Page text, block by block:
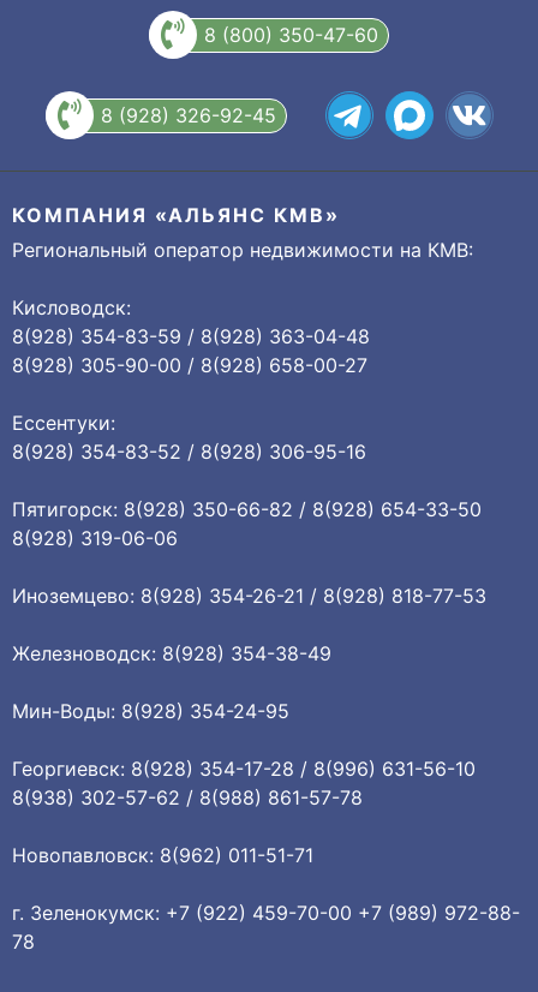
8 (800) 350-47-60
8 (928) 326-92-45
КОМПАНИЯ «АЛЬЯНС КМВ»
Региональный оператор недвижимости на КМВ:
Кисловодск:
8(928) 354-83-59 / 8(928) 363-04-48
8(928) 305-90-00 / 8(928) 658-00-27
Ессентуки:
8(928) 354-83-52 / 8(928) 306-95-16
Пятигорск: 8(928) 350-66-82 / 8(928) 654-33-50
8(928) 319-06-06
Иноземцево: 8(928) 354-26-21 / 8(928) 818-77-53
Железноводск: 8(928) 354-38-49
Мин-Воды: 8(928) 354-24-95
Георгиевск: 8(928) 354-17-28 / 8(996) 631-56-10
8(938) 302-57-62 / 8(988) 861-57-78
Новопавловск: 8(962) 011-51-71
г. Зеленокумск: +7 (922) 459-70-00 +7 (989) 972-88-
78